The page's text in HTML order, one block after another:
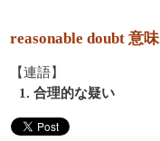
reasonable doubt 意味
【連語】
1. 合理的な疑い